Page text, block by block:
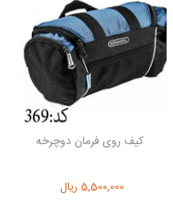
کیف روی فرمان دوچرخه
5,500,000 ریال